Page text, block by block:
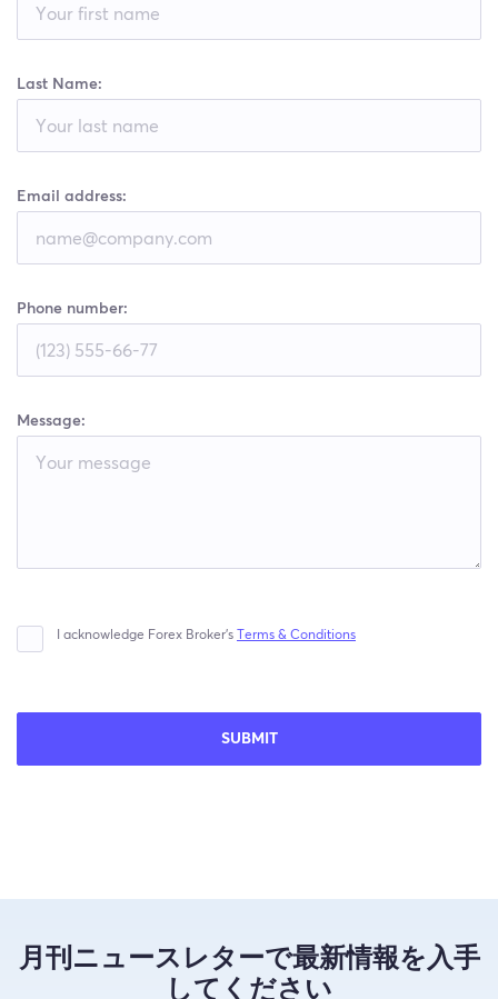
blank
Last Name:
Email address:
Phone number:
Message:
I acknowledge Forex Broker’s Terms & Conditions
SUBMIT
月刊ニュースレターで最新情報を入手
してください